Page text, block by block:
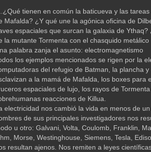
tienen en común la baticueva y las
Mafalda? ¿Y qué une la agónica oficina de
espaciales que surcan la galaxia de
la mutante Tormenta con el chasquido
palabra zanja el asunto: electromagnetismo
los ejemplos mencionados se rigen por la
del refugio de Batman, la plancha
a la mamá de Mafalda, los boxes para
espaciales de lujo, los rayos de
reacciones de Killua.
electricidad nos cambió la vida en menos de
de sus principales investigadores nos
u otro: Galvani, Volta, Coulomb, Franklin,
Morse, Westinghouse, Siemens, Tesla,
resultan ajenos. Nos remiten a leyes